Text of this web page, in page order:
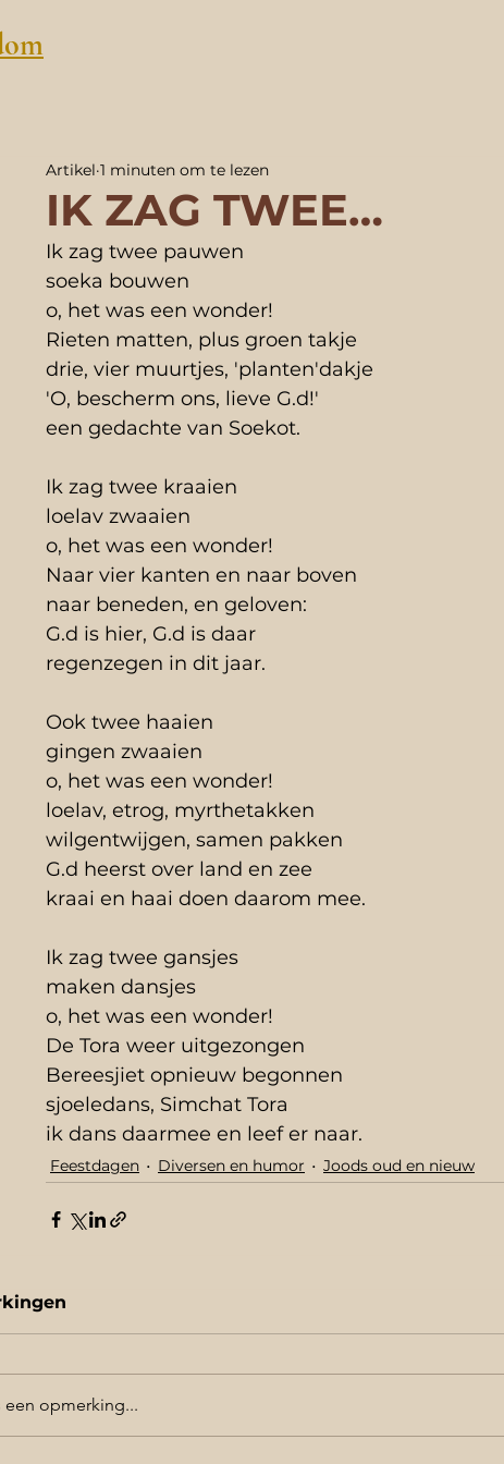
IK ZAG TWEE…
Artikel 1 minuten om te lezen
Ik zag twee pauwen
soeka bouwen
o, het was een wonder!
Rieten matten, plus groen takje
drie, vier muurtjes, 'planten'dakje
'O, bescherm ons, lieve G.d!'
een gedachte van Soekot.
Ik zag twee kraaien
loelav zwaaien
o, het was een wonder!
Naar vier kanten en naar boven
naar beneden, en geloven:
G.d is hier, G.d is daar
regenzegen in dit jaar.
Ook twee haaien
gingen zwaaien
o, het was een wonder!
loelav, etrog, myrthetakken
wilgentwijgen, samen pakken
G.d heerst over land en zee
kraai en haai doen daarom mee.
Ik zag twee gansjes
maken dansjes
o, het was een wonder!
De Tora weer uitgezongen
Bereesjiet opnieuw begonnen
sjoeledans, Simchat Tora
ik dans daarmee en leef er naar.
Feestdagen Diversen en humor Joods oud en nieuw
een opmerking...